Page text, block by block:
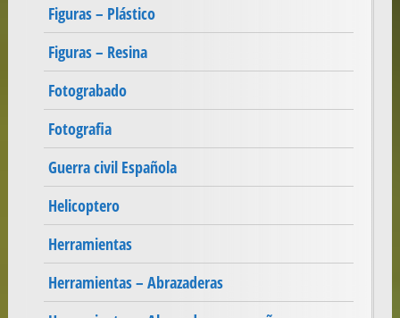
Figuras – Plástico
Figuras – Resina
Fotograbado
Fotografia
Guerra civil Española
Helicoptero
Herramientas
Herramientas – Abrazaderas